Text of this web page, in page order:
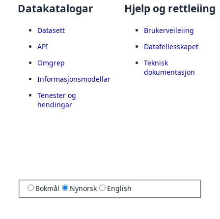
Datakatalogar
Datasett
API
Omgrep
Informasjonsmodellar
Tenester og
hendingar
Hjelp og rettleiing
Brukerveileiing
Datafellesskapet
Teknisk
dokumentasjon
Bokmål Nynorsk English